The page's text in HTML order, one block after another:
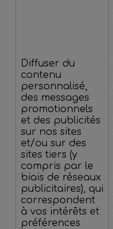
Diffuser du
contenu
personnalisé,
des messages
promotionnels
et des publicités
sur nos sites
et/ou sur des
sites tiers (y
compris par le
biais de réseaux
publicitaires), qui
correspondent
à vos intérêts et
préférences